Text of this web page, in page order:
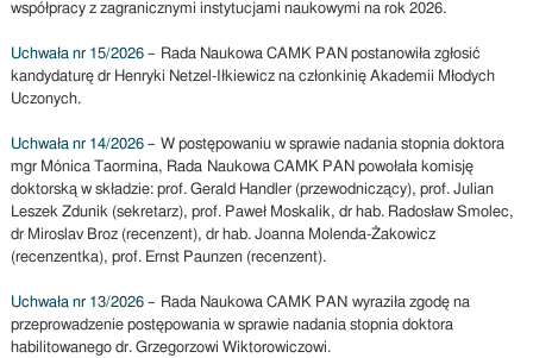
współpracy z zagranicznymi instytucjami naukowymi na rok 2026.
Uchwała nr 15/2026– Rada Naukowa CAMK PAN postanowiła zgłosić
kandydaturę dr Henryki Netzel-Iłkiewicz na członkinię Akademii Młodych
Uczonych.
Uchwała nr 14/2026– W postępowaniu w sprawie nadania stopnia doktora
mgr Mónica Taormina, Rada Naukowa CAMK PAN powołała komisję
doktorską w składzie: prof. Gerald Handler (przewodniczący), prof. Julian
Leszek Zdunik (sekretarz), prof. Paweł Moskalik, dr hab. Radosław Smolec,
dr Miroslav Broz (recenzent), dr hab. Joanna Molenda-Żakowicz
(recenzentka), prof. Ernst Paunzen (recenzent).
Uchwała nr 13/2026– Rada Naukowa CAMK PAN wyraziła zgodę na
przeprowadzenie postępowania w sprawie nadania stopnia doktora
habilitowanego dr. Grzegorzowi Wiktorowiczowi.